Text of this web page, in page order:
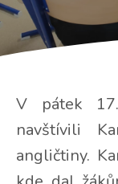
V pátek
navštívili
angličtiny.